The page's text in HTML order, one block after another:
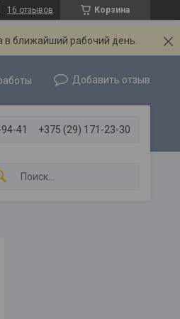
Корзина
16 отзывов
в ближайший рабочий день.
Добавить отзыв
41 +375 (29) 171-23-30